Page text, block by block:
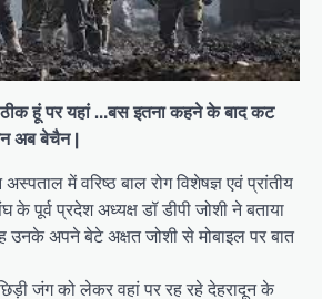
ठीक हूं पर यहां …बस इतना कहने के बाद कट
अब बेचैन |
में वरिष्ठ बाल रोग विशेषज्ञ एवं प्रांतीय
के पूर्व प्रदेश अध्यक्ष डॉ डीपी जोशी ने बताया
अपने बेटे अक्षत जोशी से मोबाइल पर बात
जंग को लेकर वहां पर रह रहे देहरादून के